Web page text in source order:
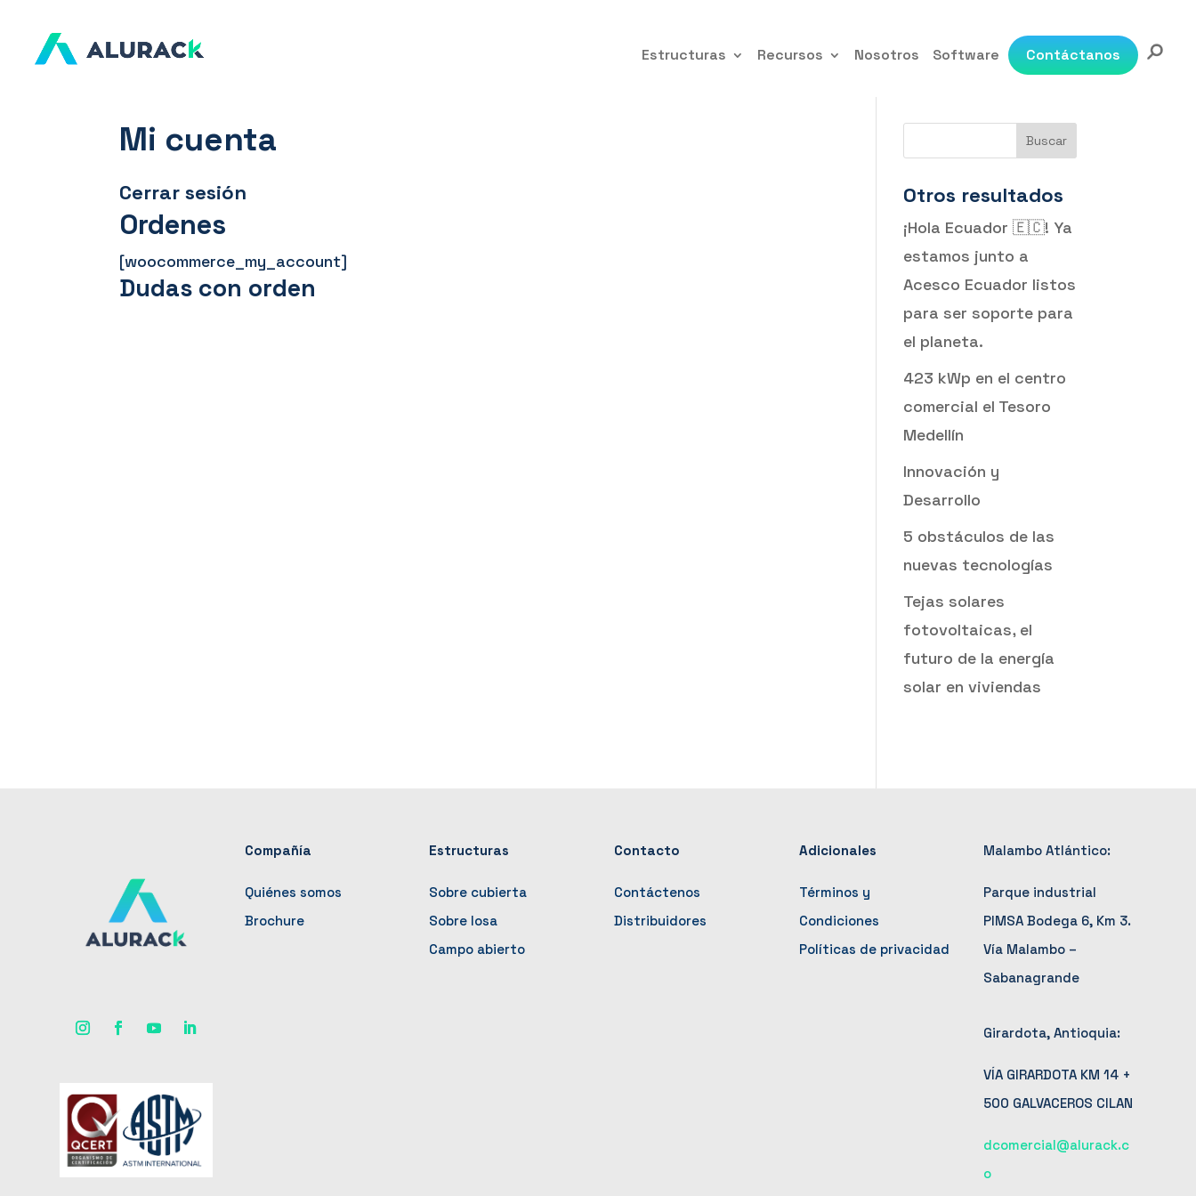
Estructuras Recursos Nosotros Software Contáctanos
Mi cuenta
Cerrar sesión
Ordenes
[woocommerce_my_account]
Dudas con orden
Buscar
Otros resultados
¡Hola Ecuador 🇪🇨! Ya
estamos junto a
Acesco Ecuador listos
para ser soporte para
el planeta.
423 kWp en el centro
comercial el Tesoro
Medellín
Innovación y
Desarrollo
5 obstáculos de las
nuevas tecnologías
Tejas solares
fotovoltaicas, el
futuro de la energía
solar en viviendas
Compañía
Quiénes somos
Brochure
Estructuras
Sobre cubierta
Sobre losa
Campo abierto
Contacto
Contáctenos
Distribuidores
Adicionales
Términos y
Condiciones
Políticas de privacidad
Malambo Atlántico:
Parque industrial
PIMSA Bodega 6, Km 3.
Vía Malambo –
Sabanagrande
Girardota, Antioquia:
VÍA GIRARDOTA KM 14 +
500 GALVACEROS CILAN
dcomercial@alurack.c
o